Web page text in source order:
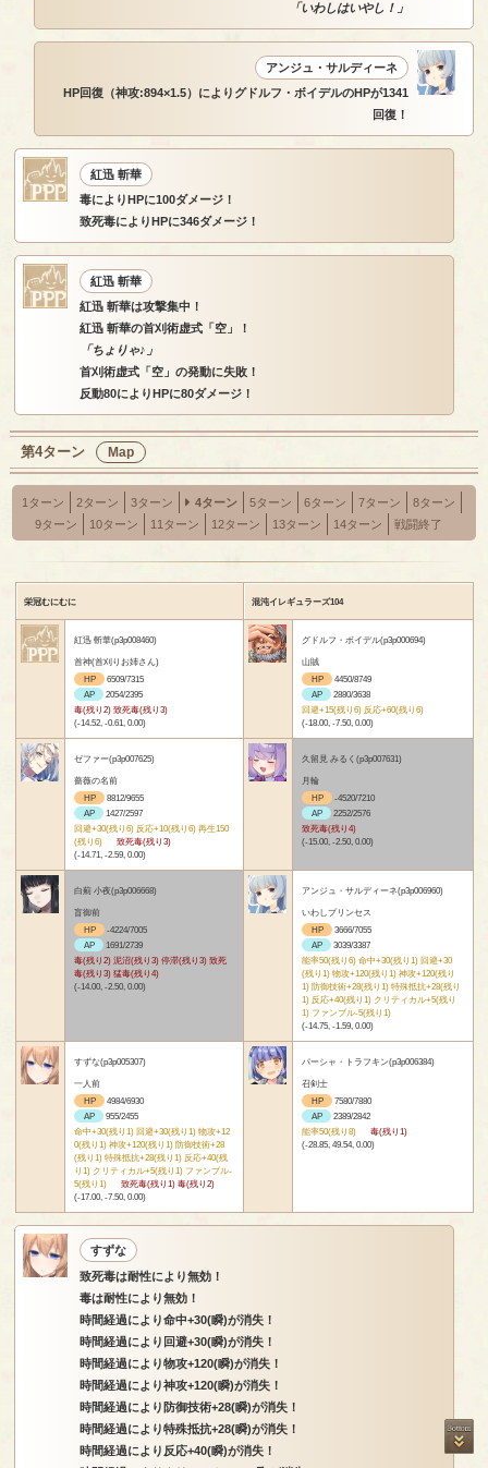
「いわしはいやし！」
アンジュ・サルディーネ
HP回復（神攻:894×1.5）によりグドルフ・ボイデルのHPが1341
回復！
紅迅 斬華
毒によりHPに100ダメージ！
致死毒によりHPに346ダメージ！
紅迅 斬華
紅迅 斬華は攻撃集中！
紅迅 斬華の首刈術虚式「空」！
「ちょりゃ♪」
首刈術虚式「空」の発動に失敗！
反動80によりHPに80ダメージ！
第4ターン Map
1ターン 2ターン 3ターン 4ターン 5ターン 6ターン 7ターン
8ターン
9ターン
10ターン 11ターン 12ターン 13ターン 14ターン 戦闘終了
栄冠むにむに 混沌イレギュラーズ104
紅迅 斬華(p3p008460)
首神(首刈りお姉さん)
HP
6509/7315
AP
2054/2395
毒(残り2) 致死毒(残り3)
(-14.52, -0.61, 0.00)
グドルフ・ボイデル(p3p000694)
山賊
HP
4450/8749
AP
2880/3638
回避+15(残り6) 反応+60(残り6)
(-18.00, -7.50, 0.00)
ゼファー(p3p007625)
薔薇の名前
HP
8812/9655
AP
1427/2597
回避+30(残り6) 反応+10(残り6) 再生150
(残り6)
致死毒(残り3)
(-14.71, -2.59, 0.00)
久留見 みるく(p3p007631)
月輪
HP
-4520/7210
AP
2252/2576
致死毒(残り4)
(-15.00, -2.50, 0.00)
白薊 小夜(p3p006668)
盲御前
HP
-4224/7005
AP
1691/2739
毒(残り2) 泥沼(残り3) 停滞(残り3) 致死
毒(残り3) 猛毒(残り4)
(-14.00, -2.50, 0.00)
アンジュ・サルディーネ(p3p006960)
いわしプリンセス
HP
3666/7055
AP
3039/3387
能率50(残り6) 命中+30(残り1) 回避+30
(残り1) 物攻+120(残り1) 神攻+120(残り
1) 防御技術+28(残り1) 特殊抵抗+28(残り
1) 反応+40(残り1) クリティカル+5(残り
1) ファンブル-5(残り1)
(-14.75, -1.59, 0.00)
すずな(p3p005307)
一人前
HP
4984/6930
AP
955/2455
命中+30(残り1) 回避+30(残り1) 物攻+12
0(残り1) 神攻+120(残り1) 防御技術+28
(残り1) 特殊抵抗+28(残り1) 反応+40(残
り1) クリティカル+5(残り1) ファンブル-
5(残り1)
致死毒(残り1) 毒(残り2)
(-17.00, -7.50, 0.00)
パーシャ・トラフキン(p3p006384)
召剣士
HP
7580/7880
AP
2389/2842
能率50(残り8)
毒(残り1)
(-28.85, 49.54, 0.00)
すずな
致死毒は耐性により無効！
毒は耐性により無効！
時間経過により命中+30(瞬)が消失！
時間経過により回避+30(瞬)が消失！
時間経過により物攻+120(瞬)が消失！
時間経過により神攻+120(瞬)が消失！
時間経過により防御技術+28(瞬)が消失！
時間経過により特殊抵抗+28(瞬)が消失！
時間経過により反応+40(瞬)が消失！